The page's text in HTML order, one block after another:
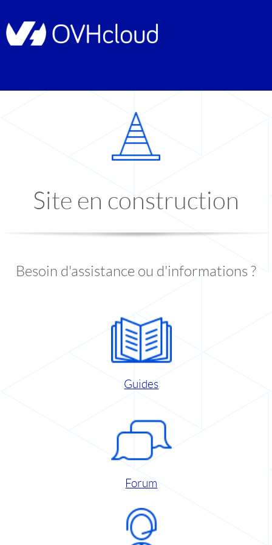
Site en construction
Besoin d'assistance ou d'informations ?
Guides
Forum